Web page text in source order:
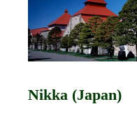
Nikka (Japan)